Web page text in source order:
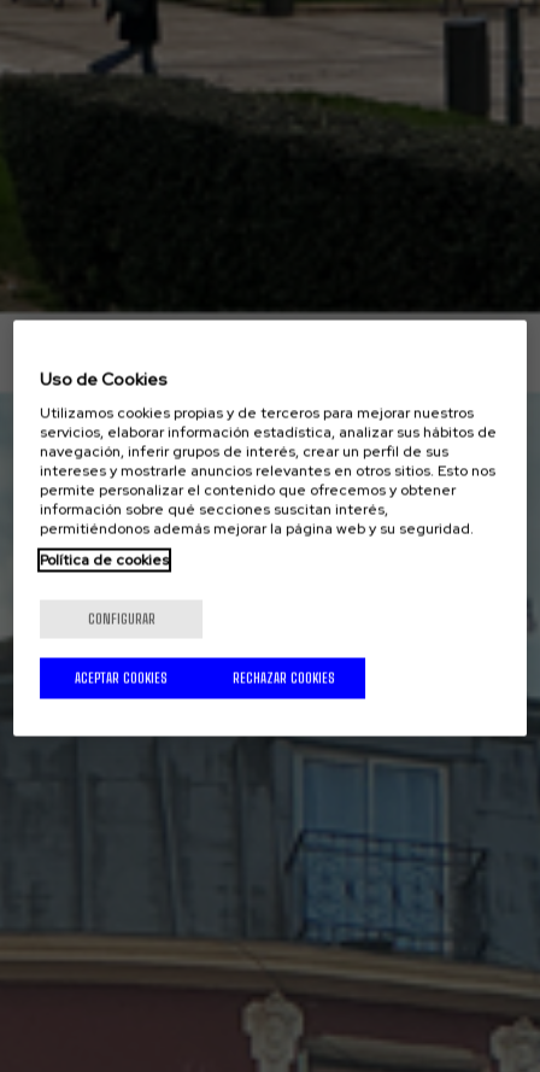
Uso de Cookies
Utilizamos cookies propias y de terceros para mejorar nuestros
servicios, elaborar información estadística, analizar sus hábitos de
navegación, inferir grupos de interés, crear un perfil de sus
intereses y mostrarle anuncios relevantes en otros sitios. Esto nos
permite personalizar el contenido que ofrecemos y obtener
información sobre qué secciones suscitan interés,
permitiéndonos además mejorar la página web y su seguridad.
Política de cookies
CONFIGURAR
RECHAZAR COOKIES
ACEPTAR COOKIES